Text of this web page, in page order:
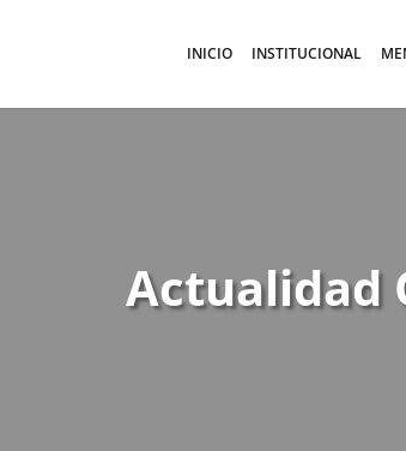
INICIO INSTITUCIONAL
Actualidad